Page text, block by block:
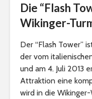
Die “Flash
Wikinger-
Der “Flash Tower”
der vom
und am 4. Juli 2013
Attraktion eine
wird in die